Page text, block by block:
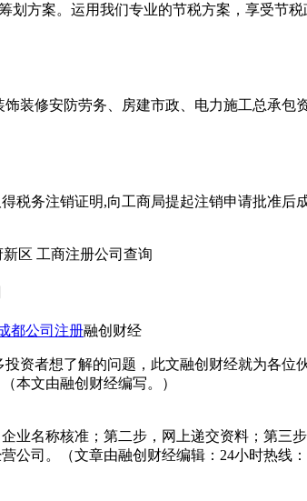
划方案。运用我们专业的节税方案，享受节税
装修安防劳务、房建市政、电力施工总承包
税务注销证明,向工商局提起注销申请批准后
区 工商注册公司查询
都公司注册融创财经
投资者想了解的问题，此文融创财经就为各位
本文由融创财经编写。）
业名称核准；第二步，网上递交资料；第
公司。（文章由融创财经编辑：24小时热线：